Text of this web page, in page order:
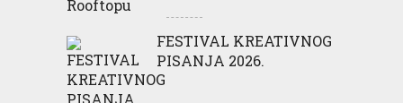
FESTIVAL KREATIVNOG
PISANJA 2026.